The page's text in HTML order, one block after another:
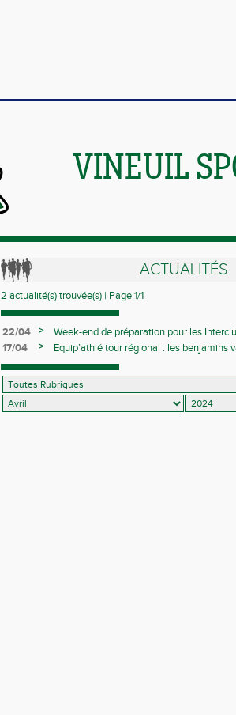
VINEUIL
ACTUALITÉS
2 actualité(s) trouvée(s) | Page 1/1
22/04 >
Week-end de préparation pour les
compétitions
17/04 >
Equip’athlé tour régional : les benjamins